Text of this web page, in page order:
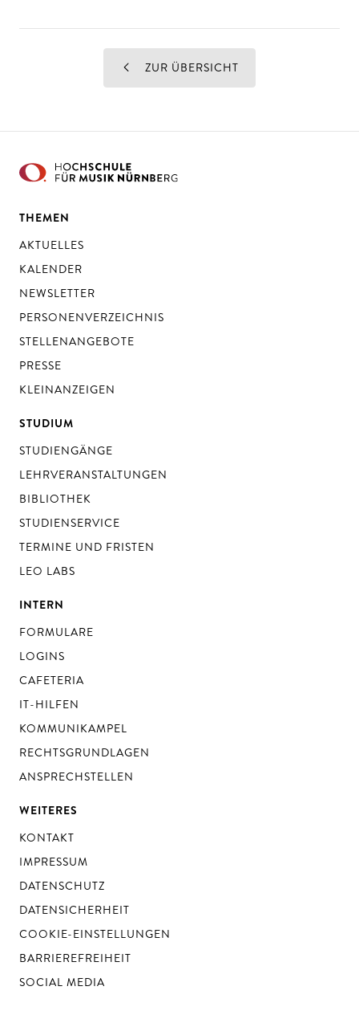
ZUR ÜBERSICHT
THEMEN
AKTUELLES
KALENDER
NEWSLETTER
PERSONENVERZEICHNIS
STELLENANGEBOTE
PRESSE
KLEINANZEIGEN
STUDIUM
STUDIENGÄNGE
LEHRVERANSTALTUNGEN
BIBLIOTHEK
STUDIENSERVICE
TERMINE UND FRISTEN
LEO LABS
INTERN
FORMULARE
LOGINS
CAFETERIA
IT-HILFEN
KOMMUNIKAMPEL
RECHTSGRUNDLAGEN
ANSPRECHSTELLEN
WEITERES
KONTAKT
IMPRESSUM
DATENSCHUTZ
DATENSICHERHEIT
COOKIE-EINSTELLUNGEN
BARRIEREFREIHEIT
SOCIAL MEDIA